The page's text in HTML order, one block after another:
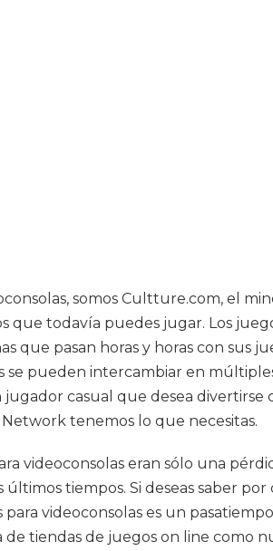
somos Cultture.com, el
que todavía puedes jugar. Los
que pasan horas y horas con sus
pueden intercambiar en
casual que desea
tenemos lo que necesitas.
videoconsolas eran sólo una
tiempos. Si deseas saber
para videoconsolas es un
tiendas de juegos on line como